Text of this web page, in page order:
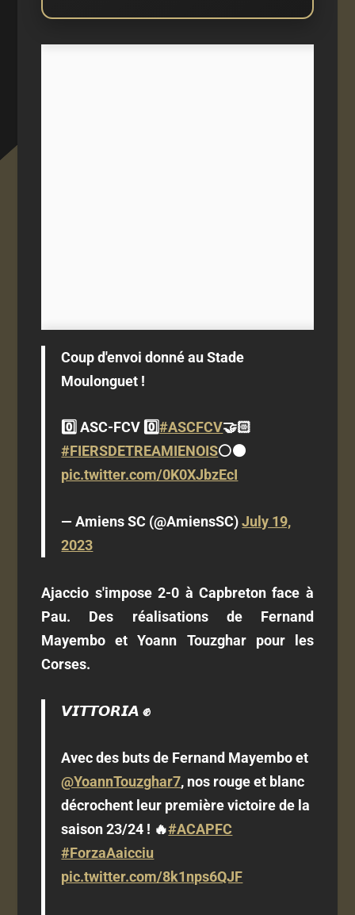
Coup d'envoi donné au Stade
Moulonguet !
0️⃣ ASC-FCV 0️⃣#ASCFCV🤝🏻
#FIERSDETREAMIENOIS⚪️⚫️
pic.twitter.com/0K0XJbzEcI
— Amiens SC (@AmiensSC)July 19,
2023
Ajaccio s'impose 2-0 à Capbreton face à
Pau. Des réalisations de Fernand
Mayembo et Yoann Touzghar pour les
Corses.
𝙑𝙄𝙏𝙏𝙊𝙍𝙄𝘼 ✊
Avec des buts de Fernand Mayembo et
@YoannTouzghar7, nos rouge et blanc
décrochent leur première victoire de la
saison 23/24 ! 🔥#ACAPFC
#ForzaAaicciu
pic.twitter.com/8k1nps6QJF